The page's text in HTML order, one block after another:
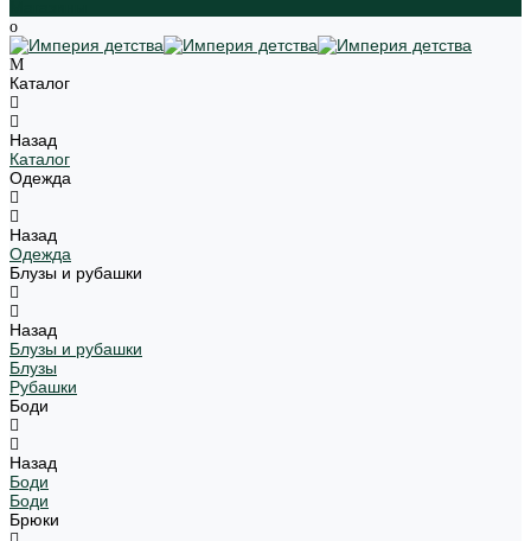
Каталог
Назад
Каталог
Одежда
Назад
Одежда
Блузы и рубашки
Назад
Блузы и рубашки
Блузы
Рубашки
Боди
Назад
Боди
Боди
Брюки